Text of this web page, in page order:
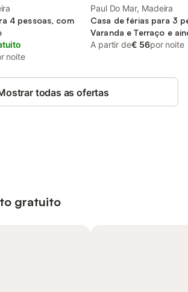
4 pessoas, com
noite
Paul Do Mar, Madeira
Casa de férias para 3
Varanda e Terraço e
A partir de€ 56por noite
todas as ofertas
gratuito